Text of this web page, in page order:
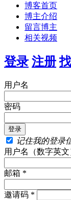
博客首页
博主介绍
留言博主
相关视频
登录 注册
用户名
密码
记住我的登录
用户名（数字英
邮箱 *
邀请码 *